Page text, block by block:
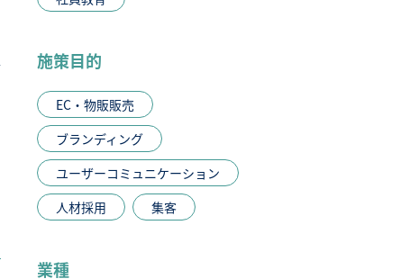
施策目的
EC・物販販売
ブランディング
ユーザーコミュニケーション
人材採用
集客
業種